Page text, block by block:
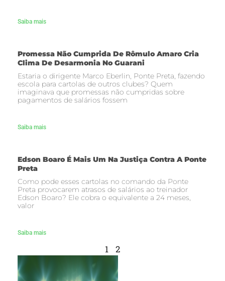
Saiba mais
Promessa Não Cumprida De Rômulo Amaro Cria
Clima De Desarmonia No Guarani
Estaria o dirigente Marco Eberlin, Ponte Preta, fazendo
escola para cartolas de outros clubes? Quem
imaginava que promessas não cumpridas sobre
pagamentos de salários fossem
Saiba mais
Edson Boaro É Mais Um Na Justiça Contra A Ponte
Preta
Como pode esses cartolas no comando da Ponte
Preta provocarem atrasos de salários ao treinador
Edson Boaro? Ele cobra o equivalente a 24 meses,
valor
Saiba mais
1 2